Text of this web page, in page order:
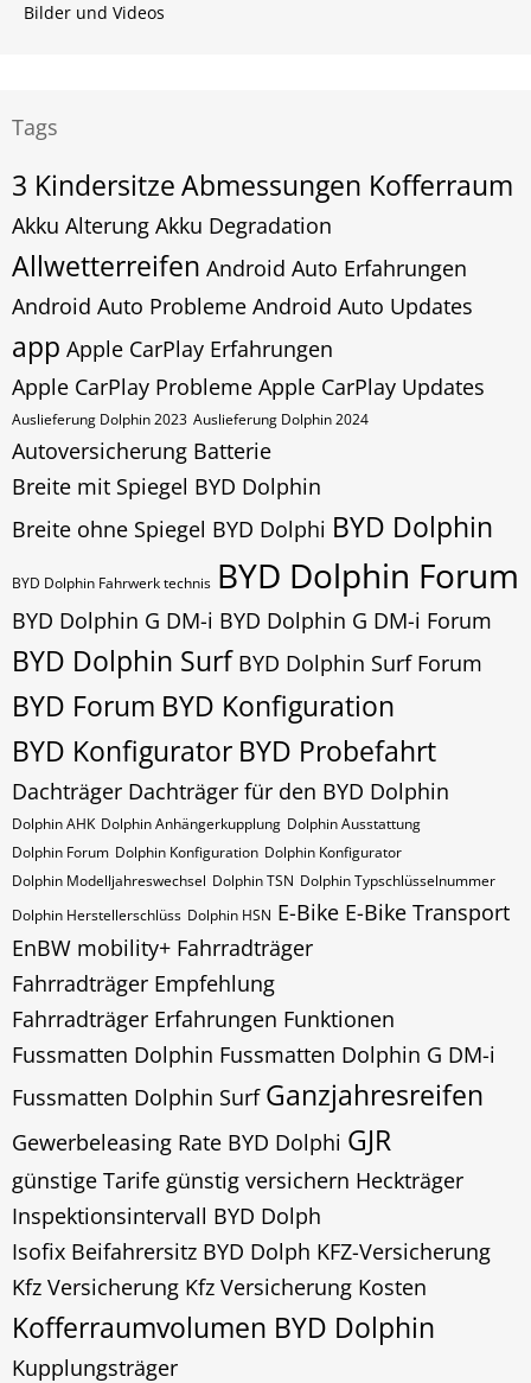
Bilder und Videos
Tags
3 KindersitzeAbmessungen Kofferraum
Akku Alterung Akku Degradation
Allwetterreifen Android Auto Erfahrungen
Android Auto Probleme Android Auto Updates
app Apple CarPlay Erfahrungen
Apple CarPlay Probleme Apple CarPlay Updates
Auslieferung Dolphin 2023 Auslieferung Dolphin 2024
Autoversicherung Batterie
Breite mit Spiegel BYD Dolphin
Breite ohne Spiegel BYD Dolphi BYD Dolphin
BYD Dolphin Fahrwerk technis BYD Dolphin Forum
BYD Dolphin G DM-i BYD Dolphin G DM-i Forum
BYD Dolphin Surf BYD Dolphin Surf Forum
BYD Forum BYD Konfiguration
BYD Konfigurator BYD Probefahrt
Dachträger Dachträger für den BYD Dolphin
Dolphin AHK Dolphin Anhängerkupplung Dolphin Ausstattung
Dolphin Forum Dolphin Konfiguration Dolphin Konfigurator
Dolphin Modelljahreswechsel Dolphin​​​​ TSN Dolphin​​​​ Typschlüsselnummer
Dolphin​​​​​ Herstellerschlüss Dolphin​​​​​ HSN E-Bike E-Bike Transport
EnBW mobility+ Fahrradträger
Fahrradträger Empfehlung
Fahrradträger Erfahrungen Funktionen
Fussmatten Dolphin Fussmatten Dolphin G DM-i
Fussmatten Dolphin Surf Ganzjahresreifen
Gewerbeleasing Rate BYD Dolphi GJR
günstige Tarife günstig versichern Heckträger
Inspektionsintervall BYD Dolph
Isofix Beifahrersitz BYD Dolph KFZ-Versicherung
Kfz Versicherung Kfz Versicherung Kosten
Kofferraumvolumen BYD Dolphin
Kupplungsträger